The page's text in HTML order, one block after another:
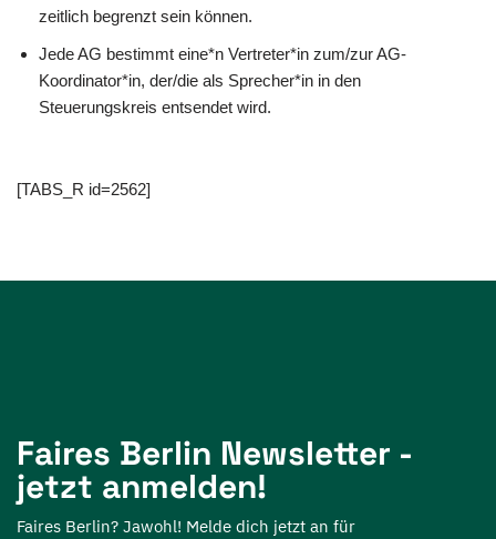
zeitlich begrenzt sein können.
Jede AG bestimmt eine*n Vertreter*in zum/zur AG-
Koordinator*in, der/die als Sprecher*in in den
Steuerungskreis entsendet wird.
[TABS_R id=2562]
Faires Berlin Newsletter -
jetzt anmelden!
Faires Berlin? Jawohl! Melde dich jetzt an für